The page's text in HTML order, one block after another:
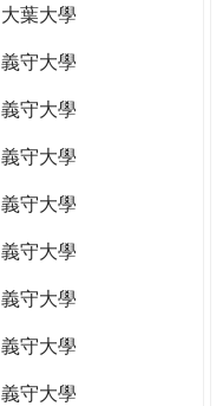
大葉大學
義守大學
義守大學
義守大學
義守大學
義守大學
義守大學
義守大學
義守大學